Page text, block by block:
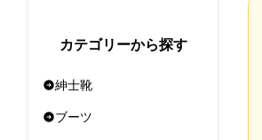
カテゴリーから探す
紳士靴
ブーツ